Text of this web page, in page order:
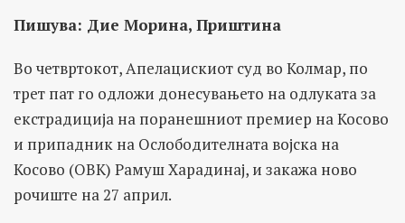
Пишува: Дие Морина, Приштина
Во четвртокот, Апелацискиот суд во Колмар, по
трет пат го одложи донесувањето на одлуката за
екстрадиција на поранешниот премиер на Косово
и припадник на Ослободителната војска на
Косово (ОВК) Рамуш Харадинај, и закажа ново
рочиште на 27 април.